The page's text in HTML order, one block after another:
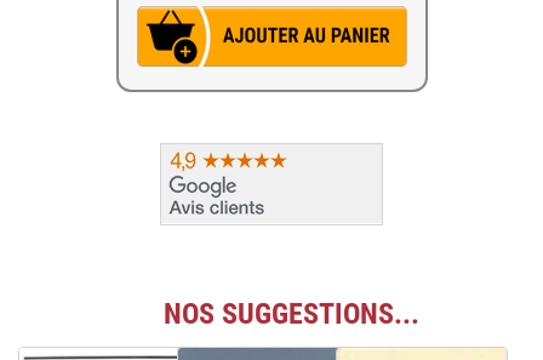
NOS SUGGESTIONS...